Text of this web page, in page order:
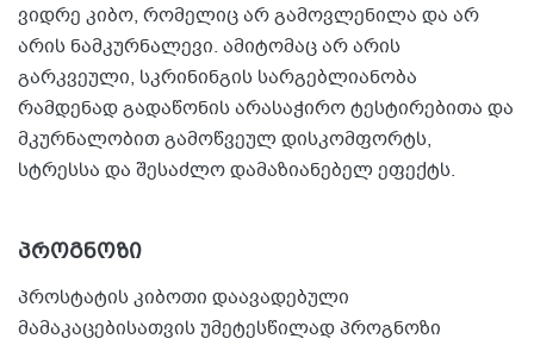
ვიდრე კიბო, რომელიც არ გამოვლენილა და არ
არის ნამკურნალევი. ამიტომაც არ არის
გარკვეული, სკრინინგის სარგებლიანობა
რამდენად გადაწონის არასაჭირო ტესტირებითა და
მკურნალობით გამოწვეულ დისკომფორტს,
სტრესსა და შესაძლო დამაზიანებელ ეფექტს.
პროგნოზი
პროსტატის კიბოთი დაავადებული
მამაკაცებისათვის უმეტესწილად პროგნოზი